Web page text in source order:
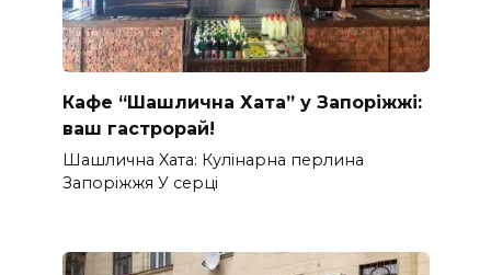
Кафе “Шашлична Хата” у Запоріжжі:
ваш гастрорай!
Шашлична Xата: Кулінарна перлина
Запоріжжя У серці